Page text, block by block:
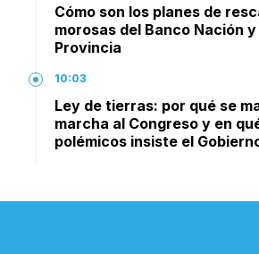
Cómo son los planes de
morosas del Banco Nación
Provincia
10:03
Ley de tierras: por qué se
marcha al Congreso y en
polémicos insiste el